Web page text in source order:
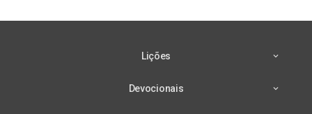
Lições
Devocionais